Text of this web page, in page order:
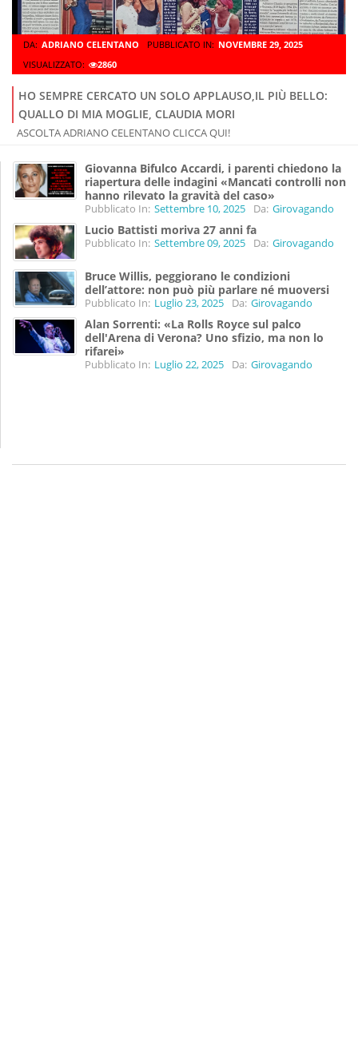
DA: ADRIANO CELENTANO PUBBLICATO IN: NOVEMBRE 29, 2025
VISUALIZZATO:
2860
HO SEMPRE CERCATO UN SOLO APPLAUSO,IL PIÙ BELLO:
QUALLO DI MIA MOGLIE, CLAUDIA MORI
ASCOLTA ADRIANO CELENTANO CLICCA QUI!
Giovanna Bifulco Accardi, i parenti chiedono la
riapertura delle indagini «Mancati controlli non
hanno rilevato la gravità del caso»
Pubblicato In: Settembre 10, 2025 Da: Girovagando
Lucio Battisti moriva 27 anni fa
Pubblicato In: Settembre 09, 2025 Da: Girovagando
Bruce Willis, peggiorano le condizioni
dell’attore: non può più parlare né muoversi
Pubblicato In: Luglio 23, 2025 Da: Girovagando
Alan Sorrenti: «La Rolls Royce sul palco
dell'Arena di Verona? Uno sfizio, ma non lo
rifarei»
Pubblicato In: Luglio 22, 2025 Da: Girovagando